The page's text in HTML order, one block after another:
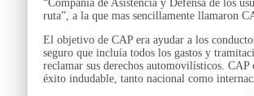
“Compañía de Asistencia y Defensa de los
ruta”, a la que mas sencillamente llamaron
El objetivo de CAP era ayudar a los
seguro que incluía todos los gastos y
reclamar sus derechos automovilísticos. CAP
éxito indudable, tanto nacional como